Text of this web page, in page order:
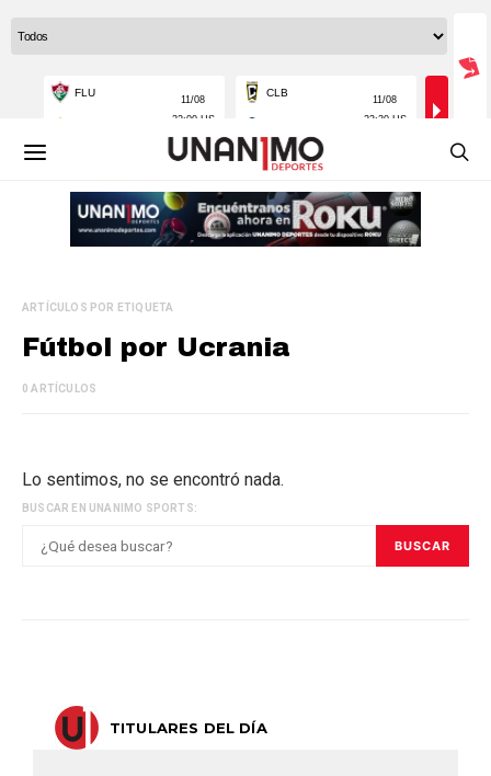
ARTÍCULOS POR ETIQUETA
Fútbol por Ucrania
0 ARTÍCULOS
Lo sentimos, no se encontró nada.
BUSCAR EN UNANIMO SPORTS:
BUSCAR
TITULARES DEL DÍA